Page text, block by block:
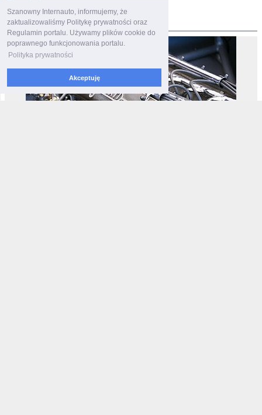
Szanowny Internauto, informujemy, że
zaktualizowaliśmy Politykę prywatności oraz
Regulamin portalu. Używamy plików cookie do
poprawnego funkcjonowania portalu.
Polityka prywatności
Akceptuję
motoryzacja